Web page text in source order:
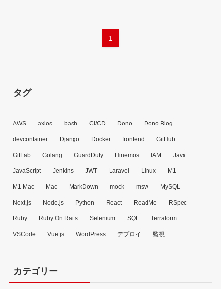
1
タグ
AWS axios bash CI/CD Deno Deno Blog
devcontainer Django Docker frontend GitHub
GitLab Golang GuardDuty Hinemos IAM Java
JavaScript Jenkins JWT Laravel Linux M1
M1 Mac Mac MarkDown mock msw MySQL
Next.js Node.js Python React ReadMe RSpec
Ruby Ruby On Rails Selenium SQL Terraform
VSCode Vue.js WordPress デプロイ 監視
カテゴリー